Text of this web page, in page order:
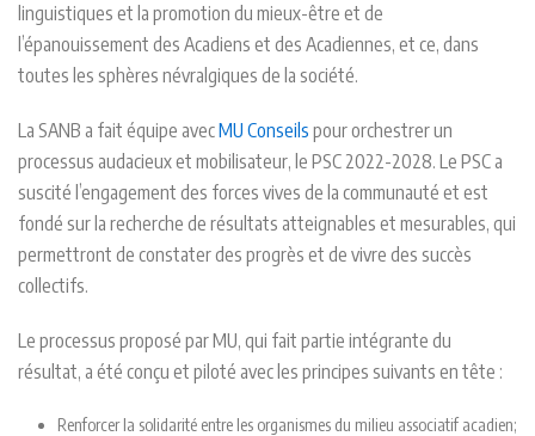
linguistiques et la promotion du mieux-être et de
l’épanouissement des Acadiens et des Acadiennes, et ce, dans
toutes les sphères névralgiques de la société.
La SANB a fait équipe avecMU Conseils pour orchestrer un
processus audacieux et mobilisateur, le PSC 2022-2028. Le PSC a
suscité l’engagement des forces vives de la communauté et est
fondé sur la recherche de résultats atteignables et mesurables, qui
permettront de constater des progrès et de vivre des succès
collectifs.
Le processus proposé par MU, qui fait partie intégrante du
résultat, a été conçu et piloté avec les principes suivants en tête :
Renforcer la solidarité entre les organismes du milieu associatif acadien;